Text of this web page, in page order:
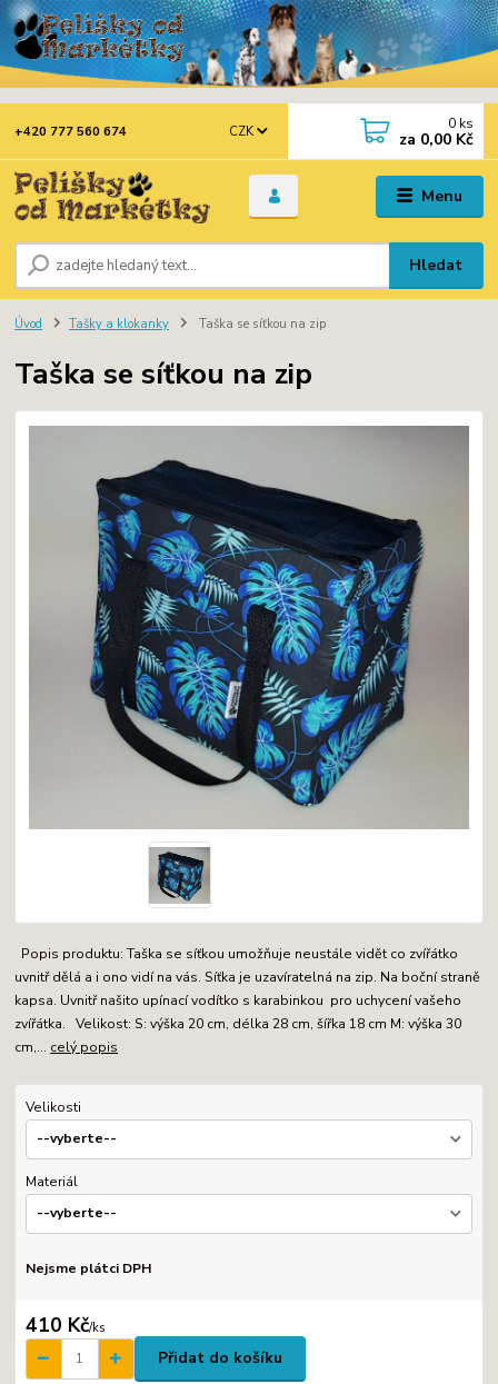
Menu
CZK
Hledat
+420 777 560 674 0 ks
za 0,00 Kč
Úvod Tašky a klokanky Taška se síťkou na zip
Taška se síťkou na zip
Popis produktu: Taška se síťkou umožňuje neustále vidět co zvířátko
uvnitř dělá a i ono vidí na vás. Síťka je uzavíratelná na zip. Na boční straně
kapsa. Uvnitř našito upínací vodítko s karabinkou pro uchycení vašeho
zvířátka. Velikost: S: výška 20 cm, délka 28 cm, šířka 18 cm M: výška 30
cm,... celý popis
Velikosti
Materiál
Nejsme plátci DPH
410 Kč/ks
Přidat do košíku